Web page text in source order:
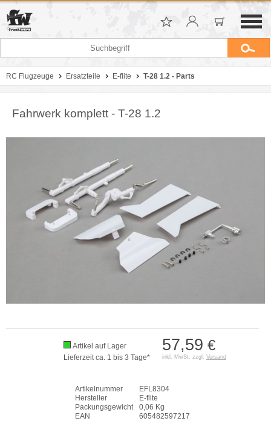
RC Flugzeuge Ersatzteile E-flite T-28 1.2 - Parts
Fahrwerk komplett - T-28 1.2
57,59 €
inkl. MwSt. zzgl. Versand
Artikel auf Lager
Lieferzeit ca. 1 bis 3 Tage*
Artikelnummer
EFL8304
Hersteller
E-flite
Packungsgewicht
0,06 Kg
EAN
605482597217